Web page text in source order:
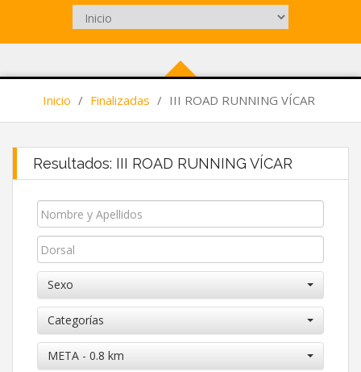
Inicio / Finalizadas / III ROAD RUNNING VÍCAR
Resultados: III ROAD RUNNING VÍCAR
Sexo
Categorías
META - 0.8 km